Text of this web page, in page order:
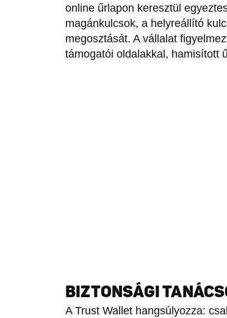
online űrlapon keresztül
magánkulcsok, a helyreállító
megosztását. A vállalat
támogatói oldalakkal, hamisított
BIZTONSÁGI
A Trust Wallet hangsúlyozza: